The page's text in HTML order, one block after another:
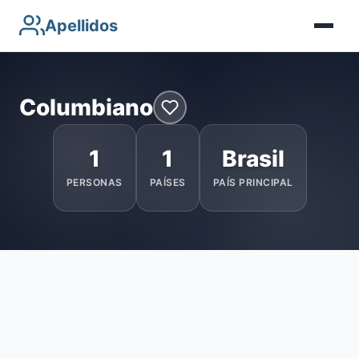
Apellidos
Columbiano
1
PERSONAS
1
PAÍSES
Brasil
PAÍS PRINCIPAL